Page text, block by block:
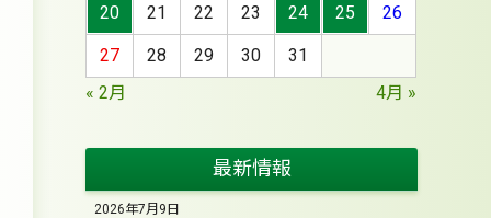
20 21 22 23 24 25 26
27 28 29 30
31
« 2月
4月 »
最新情報
2026年7月9日